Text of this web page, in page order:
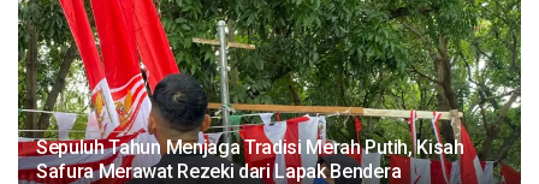
Sepuluh Tahun Menjaga Tradisi Merah Putih, Kisah
Safura Merawat Rezeki dari Lapak Bendera